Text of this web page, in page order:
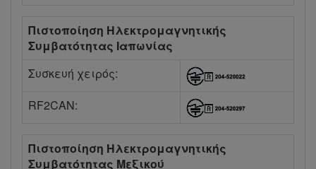
Πιστοποίηση Ηλεκτρομαγνητικής
Συμβατότητας Ιαπωνίας
Συσκευή χειρός:
RF2CAN:
Πιστοποίηση Ηλεκτρομαγνητικής
Συμβατότητας Μεξικού